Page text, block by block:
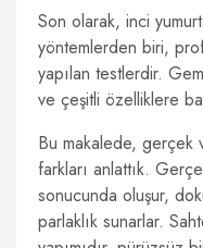
Son olarak, inci
yöntemlerden biri,
yapılan testlerdir.
ve çeşitli özelliklere
Bu makalede, gerçek
farkları anlattık.
sonucunda oluşur,
parlaklık sunarlar.